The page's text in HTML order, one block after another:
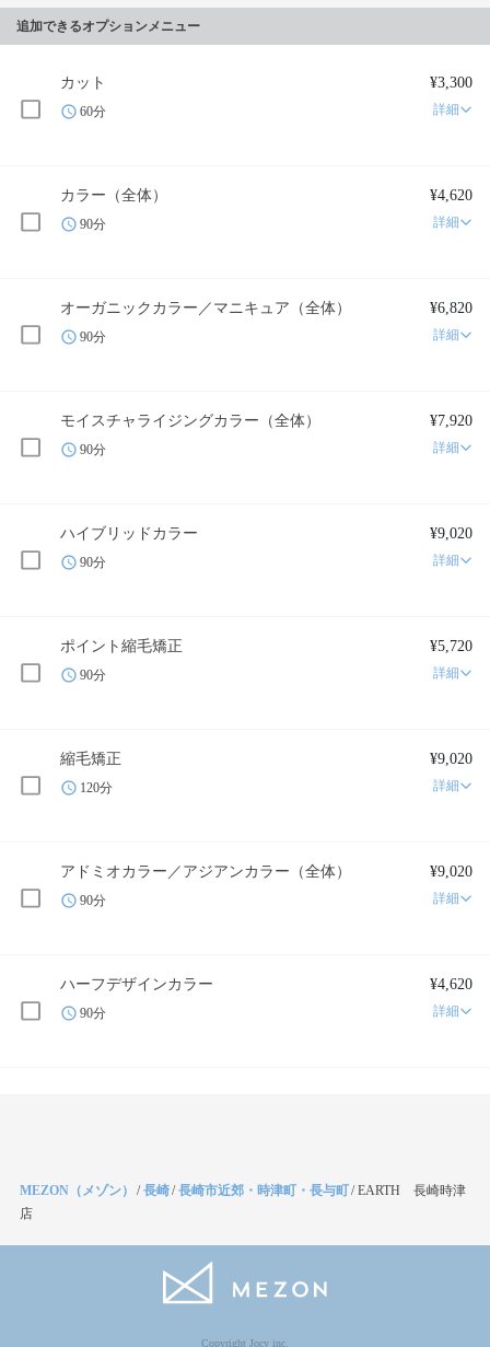
追加できるオプションメニュー
カット ¥3,300
60分 詳細
カラー（全体） ¥4,620
90分 詳細
オーガニックカラー／マニキュア（全体） ¥6,820
90分 詳細
モイスチャライジングカラー（全体） ¥7,920
90分 詳細
ハイブリッドカラー ¥9,020
90分 詳細
ポイント縮毛矯正 ¥5,720
90分 詳細
縮毛矯正 ¥9,020
120分 詳細
アドミオカラー／アジアンカラー（全体） ¥9,020
90分 詳細
ハーフデザインカラー ¥4,620
90分 詳細
MEZON（メゾン） /長崎/長崎市近郊・時津町・長与町/EARTH 長崎時津
店
Copyright Jocy inc.